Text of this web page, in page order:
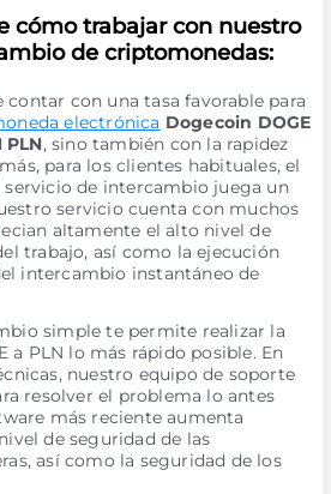
cómo trabajar con nuestro
de criptomonedas:
con una tasa favorable para
electrónica Dogecoin DOGE
, sino también con la rapidez
para los clientes habituales, el
servicio de intercambio juega un
servicio cuenta con muchos
altamente el alto nivel de
trabajo, así como la ejecución
intercambio instantáneo de
simple te permite realizar la
a PLN lo más rápido posible. En
nuestro equipo de soporte
resolver el problema lo antes
más reciente aumenta
de seguridad de las
así como la seguridad de los